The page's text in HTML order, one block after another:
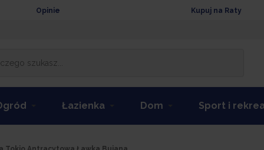
Opinie Kupuj na Raty
Łazienka Dom Sport i